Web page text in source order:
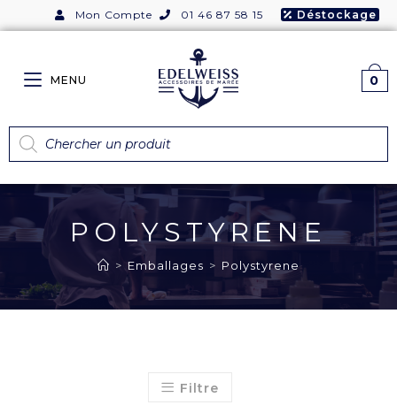
Mon Compte 01 46 87 58 15 Déstockage
MENU 0
POLYSTYRENE
> Emballages > Polystyrene
Filtre